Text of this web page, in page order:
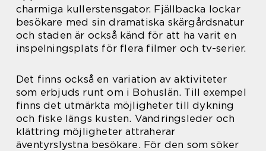
charmiga kullerstensgator. Fjällbacka lockar
besökare med sin dramatiska skärgårdsnatur
och staden är också känd för att ha varit en
inspelningsplats för flera filmer och tv-serier.
Det finns också en variation av aktiviteter
som erbjuds runt om i Bohuslän. Till exempel
finns det utmärkta möjligheter till dykning
och fiske längs kusten. Vandringsleder och
klättring möjligheter attraherar
äventyrslystna besökare. För den som söker